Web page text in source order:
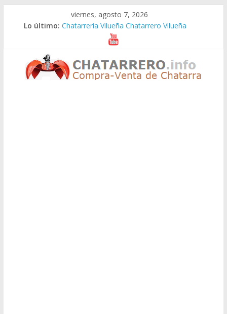
viernes, agosto 7, 2026
Lo último: Chatarreria Vilueña Chatarrero Vilueña
Chatarreria Zuera Chatarrero Zuera
Chatarreria Zaragoza Chatarrero Zaragoza
Chatarreria Zaida Chatarrero Zaida
Chatarreria Vistabella Chatarrero Vistabella